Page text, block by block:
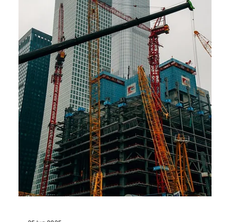
5 ago 2025
Quali sono le fasi della costruzione di
un edificio? Guida completa alla
progettazione immobiliare
Conoscere le fasi della costruzione di un edificio è
essenziale per chi investe nello sviluppo immobiliare.
Come general contractor, gestiamo l’intero processo:
dall’analisi di fattibilità alla progettazione, dai permessi
alla costruzione, fino al collaudo e alla consegna. Un
unico referente per tempi certi, costi sotto controllo e
qualità garantita.